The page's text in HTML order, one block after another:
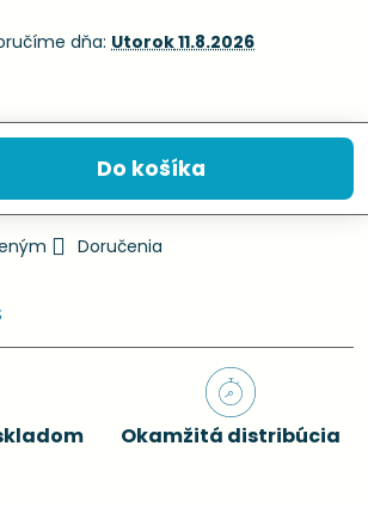
dňa: Utorok11.8.2026
Do košíka
Doručenia
Okamžitá distribúcia